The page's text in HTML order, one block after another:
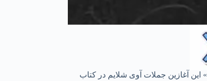
این آغازین جملات آوی شلایم در کتاب